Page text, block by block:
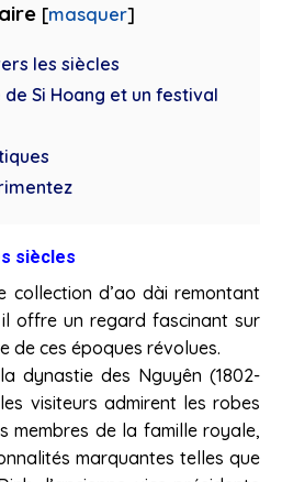
[masquer]
les siècles
Si Hoang et un festival
siècles
collection d’ao dài remontant
il offre un regard fascinant sur
de ces époques révolues.
dynastie des Nguyên (1802-
visiteurs admirent les robes
membres de la famille royale,
marquantes telles que